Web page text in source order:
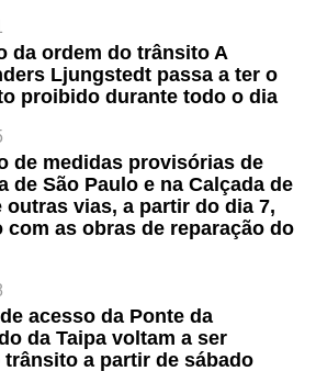
da ordem do trânsito A
Ljungstedt passa a ter o
proibido durante todo o dia
de medidas provisórias de
de São Paulo e na Calçada de
outras vias, a partir do dia 7,
com as obras de reparação do
acesso da Ponte da
da Taipa voltam a ser
a partir de sábado